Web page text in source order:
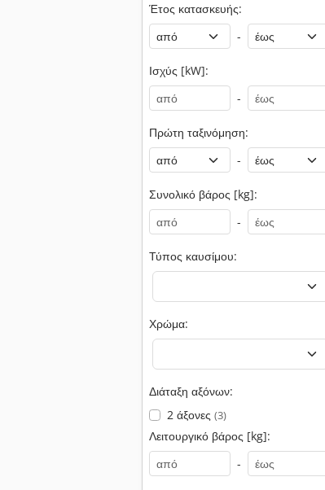
Έτος κατασκευής:
-
Ισχύς [kW]:
-
Πρώτη ταξινόμηση:
-
Συνολικό βάρος [kg]:
-
Τύπος καυσίμου:
Χρώμα:
Διάταξη αξόνων:
2 άξονες (3)
Λειτουργικό βάρος [kg]:
-